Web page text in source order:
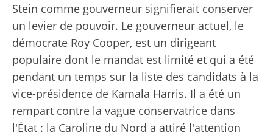
Stein comme gouverneur signifierait conserver
un levier de pouvoir. Le gouverneur actuel, le
démocrate Roy Cooper, est un dirigeant
populaire dont le mandat est limité et qui a été
pendant un temps sur la liste des candidats à la
vice-présidence de Kamala Harris. Il a été un
rempart contre la vague conservatrice dans
l'État : la Caroline du Nord a attiré l'attention